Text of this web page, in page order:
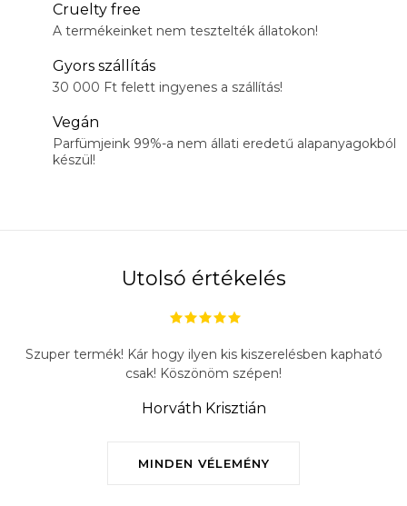
Cruelty free
A termékeinket nem tesztelték állatokon!
Gyors szállítás
30 000 Ft felett ingyenes a szállítás!
Vegán
Parfümjeink 99%-a nem állati eredetű alapanyagokból
készül!
Utolsó értékelés
MINDEN VÉLEMÉNY
Szuper termék! Kár hogy ilyen kis kiszerelésben kapható
csak! Köszönöm szépen!
Horváth Krisztián